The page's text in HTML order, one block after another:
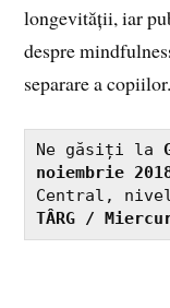
longevității, iar
despre
separare a copiilor.
Ne găsiți la
noiembrie
Central,
TÂRG /